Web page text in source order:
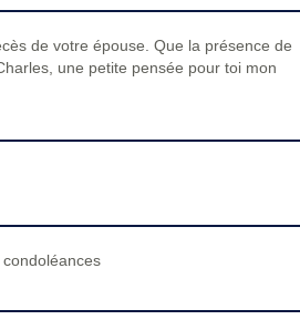
de votre épouse. Que la présence de
une petite pensée pour toi mon